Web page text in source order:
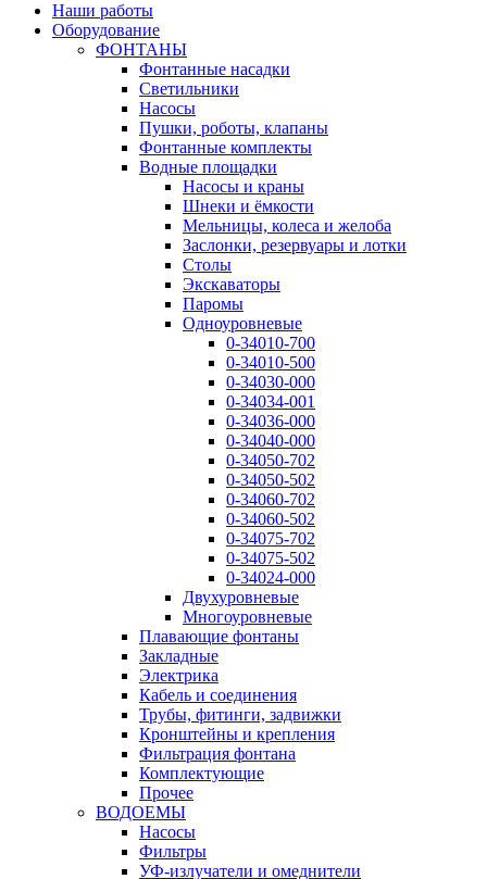
Наши работы
Оборудование
ФОНТАНЫ
Фонтанные насадки
Cветильники
Насосы
Пушки, роботы, клапаны
Фонтанные комплекты
Водные площадки
Насосы и краны
Шнеки и ёмкости
Мельницы, колеса и желоба
Заслонки, резервуары и лотки
Столы
Экскаваторы
Паромы
Одноуровневые
0-34010-700
0-34010-500
0-34030-000
0-34034-001
0-34036-000
0-34040-000
0-34050-702
0-34050-502
0-34060-702
0-34060-502
0-34075-702
0-34075-502
0-34024-000
Двухуровневые
Многоуровневые
Плавающие фонтаны
Закладные
Электрика
Кабель и соединения
Трубы, фитинги, задвижки
Кронштейны и крепления
Фильтрация фонтана
Комплектующие
Прочее
ВОДОЕМЫ
Насосы
Фильтры
УФ-излучатели и омеднители